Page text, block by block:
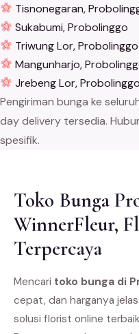
Tisnonegaran,
Sukabumi, Probolinggo
Triwung Lor, Probolinggo
Mangunharjo,
Jrebeng Lor, Probolinggo
Pengiriman bunga ke
day delivery tersedia.
spesifik.
Toko Bunga
WinnerFleur,
Terpercaya
Mencari toko bunga di
cepat, dan harganya
solusi florist online